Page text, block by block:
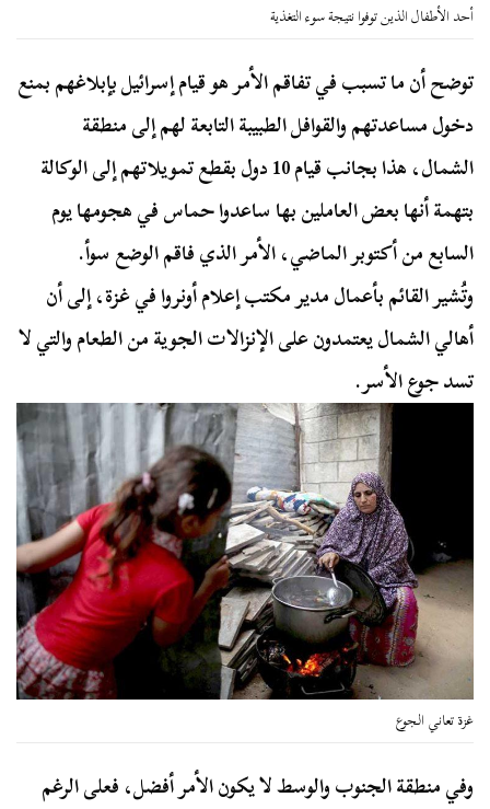
أحد الأطفال الذين توفوا نتيجة سوء التغذية
توضح أن ما تسبب في تفاقم الأمر هو قيام إسرائيل بإبلاغهم بمنع
دخول مساعدتهم والقوافل الطبيبة التابعة لهم إلى منطقة
الشمال، هذا بجانب قيام 10 دول بقطع تمويلاتهم إلى الوكالة
بتهمة أنها بعض العاملين بها ساعدوا حماس في هجومها يوم
السابع من أكتوبر الماضي، الأمر الذي فاقم الوضع سوأ.
وتُشير القائم بأعمال مدير مكتب إعلام أونروا في غزة، إلى أن
أهالي الشمال يعتمدون على الإنزالات الجوية من الطعام والتي لا
تسد جوع الأسر.
غزة تعاني الجوع
وفي منطقة الجنوب والوسط لا يكون الأمر أفضل، فعلى الرغم